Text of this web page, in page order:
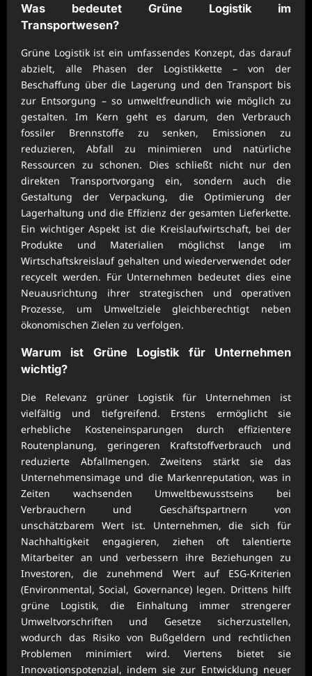
Was bedeutet Grüne Logistik im
Transportwesen?
Grüne Logistik ist ein umfassendes Konzept, das darauf
abzielt, alle Phasen der Logistikkette – von der
Beschaffung über die Lagerung und den Transport bis
zur Entsorgung – so umweltfreundlich wie möglich zu
gestalten. Im Kern geht es darum, den Verbrauch
fossiler Brennstoffe zu senken, Emissionen zu
reduzieren, Abfall zu minimieren und natürliche
Ressourcen zu schonen. Dies schließt nicht nur den
direkten Transportvorgang ein, sondern auch die
Gestaltung der Verpackung, die Optimierung der
Lagerhaltung und die Effizienz der gesamten Lieferkette.
Ein wichtiger Aspekt ist die Kreislaufwirtschaft, bei der
Produkte und Materialien möglichst lange im
Wirtschaftskreislauf gehalten und wiederverwendet oder
recycelt werden. Für Unternehmen bedeutet dies eine
Neuausrichtung ihrer strategischen und operativen
Prozesse, um Umweltziele gleichberechtigt neben
ökonomischen Zielen zu verfolgen.
Warum ist Grüne Logistik für Unternehmen
wichtig?
Die Relevanz grüner Logistik für Unternehmen ist
vielfältig und tiefgreifend. Erstens ermöglicht sie
erhebliche Kosteneinsparungen durch effizientere
Routenplanung, geringeren Kraftstoffverbrauch und
reduzierte Abfallmengen. Zweitens stärkt sie das
Unternehmensimage und die Markenreputation, was in
Zeiten wachsenden Umweltbewusstseins bei
Verbrauchern und Geschäftspartnern von
unschätzbarem Wert ist. Unternehmen, die sich für
Nachhaltigkeit engagieren, ziehen oft talentierte
Mitarbeiter an und verbessern ihre Beziehungen zu
Investoren, die zunehmend Wert auf ESG-Kriterien
(Environmental, Social, Governance) legen. Drittens hilft
grüne Logistik, die Einhaltung immer strengerer
Umweltvorschriften und Gesetze sicherzustellen,
wodurch das Risiko von Bußgeldern und rechtlichen
Problemen minimiert wird. Viertens bietet sie
Innovationspotenzial, indem sie zur Entwicklung neuer